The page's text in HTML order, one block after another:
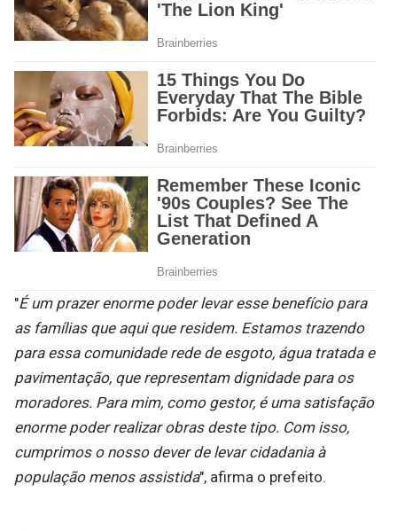
"É um prazer enorme poder levar esse benefício para
as famílias que aqui que residem. Estamos trazendo
para essa comunidade rede de esgoto, água tratada e
pavimentação, que representam dignidade para os
moradores. Para mim, como gestor, é uma satisfação
enorme poder realizar obras deste tipo. Com isso,
cumprimos o nosso dever de levar cidadania à
população menos assistida", afirma o prefeito.